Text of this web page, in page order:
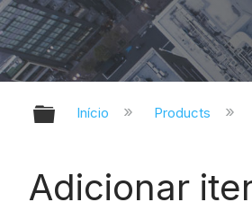
Expandir/
Início Products
Adicionar